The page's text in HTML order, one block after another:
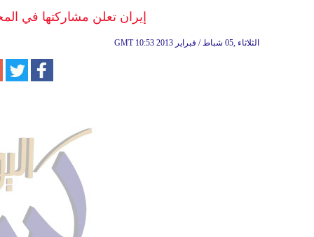
إيران تعلن مشاركتها في
GMT 10:53 2013 الثلاثاء ,05 شباط / فبراير